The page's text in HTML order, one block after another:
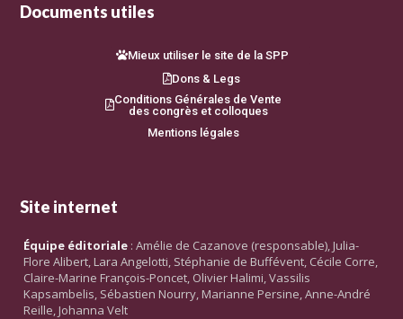
Documents utiles
Mieux utiliser le site de la SPP
Dons & Legs
Conditions Générales de Vente
des congrès et colloques
Mentions légales
Site internet
Équipe éditoriale : Amélie de Cazanove (responsable), Julia-
Flore Alibert, Lara Angelotti, Stéphanie de Buffévent, Cécile Corre,
Claire-Marine François-Poncet, Olivier Halimi, Vassilis
Kapsambelis, Sébastien Nourry, Marianne Persine, Anne-André
Reille, Johanna Velt